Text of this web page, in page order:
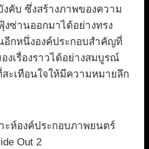
คับ ซึ่งสร้างภาพของความ
ซ่านออกมาได้อย่างทรง
อีกหนึ่งองค์ประกอบสำคัญที่
เรื่องราวได้อย่างสมบูรณ์
ะเทือนใจให้มีความหมายลึก
ะห์องค์ประกอบภาพยนตร์
Out 2